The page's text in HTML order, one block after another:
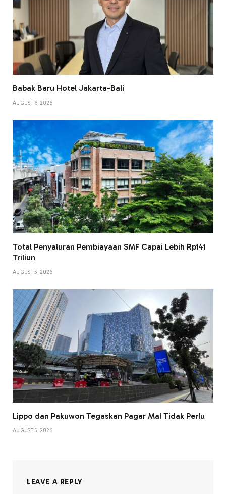
Babak Baru Hotel Jakarta-Bali
AUGUST 6, 2026
Total Penyaluran Pembiayaan SMF Capai Lebih Rp141
Triliun
AUGUST 5, 2026
Lippo dan Pakuwon Tegaskan Pagar Mal Tidak Perlu
AUGUST 5, 2026
LEAVE A REPLY